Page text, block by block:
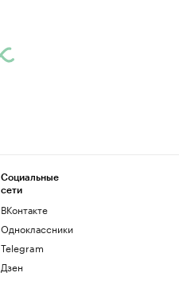
Социальные
сети
ВКонтакте
Одноклассники
Telegram
Дзен